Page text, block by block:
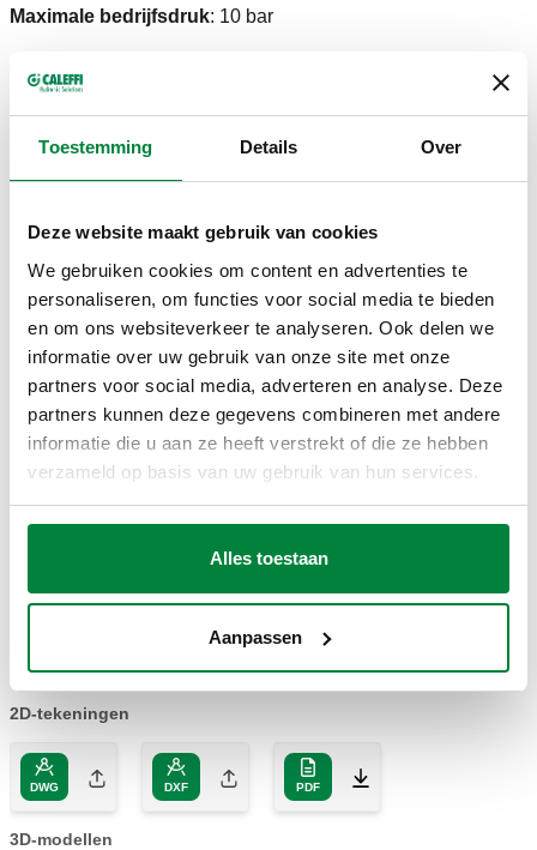
Toestemming Details Over
Deze website maakt gebruik van cookies
We gebruiken cookies om content en advertenties te
personaliseren, om functies voor social media te bieden
en om ons websiteverkeer te analyseren. Ook delen we
informatie over uw gebruik van onze site met onze
partners voor social media, adverteren en analyse. Deze
partners kunnen deze gegevens combineren met andere
informatie die u aan ze heeft verstrekt of die ze hebben
verzameld op basis van uw gebruik van hun services.
Alles toestaan
Aanpassen
Maximale bedrijfsdruk: 10 bar
NOTE
worden afgesloten.
CERTIFICERINGEN
TEKENINGEN EN SPECIFICATIES
Artikelnummer Aansluiting 1 Aansluiting 2 Notitie Actions
250300
G 3/8" (ISO
2D-tekeningen
DWG DXF PDF
3D-modellen